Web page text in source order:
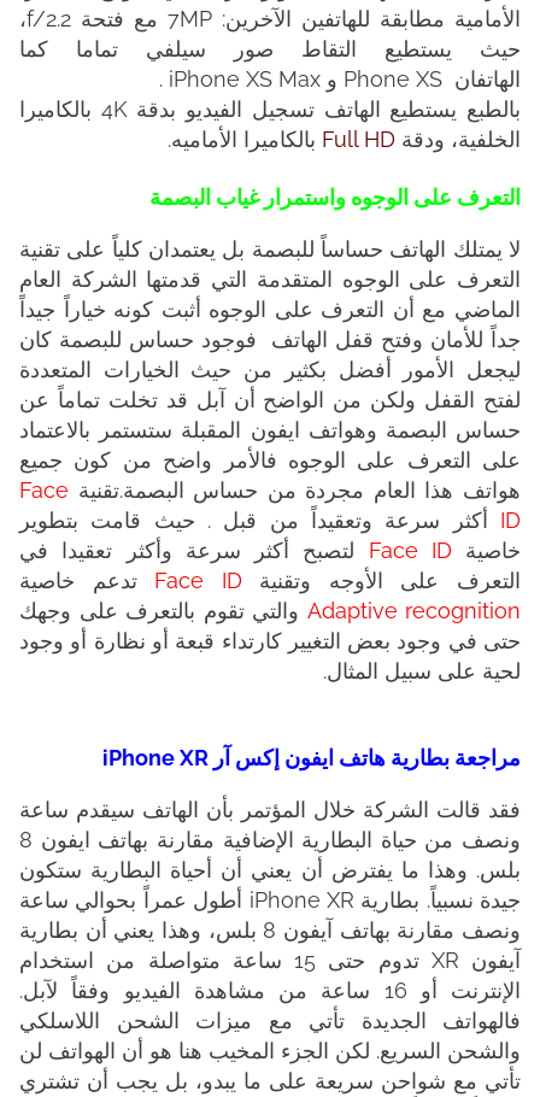
الأمامية مطابقة للهاتفين الآخرين: 7MP مع فتحة f/2.2،
حيث يستطيع التقاط صور سيلفي تماما كما
الهاتفان
و iPhone XS Max .
بالطبع يستطيع الهاتف تسجيل الفيديو بدقة 4K بالكاميرا
الخلفية، ودقة Full HD بالكاميرا الأماميه.
التعرف على الوجوه واستمرار غياب البصمة
لا يمتلك الهاتف حساساً للبصمة بل يعتمدان كلياً على تقنية
التعرف على الوجوه المتقدمة التي قدمتها الشركة العام
الماضي مع أن التعرف على الوجوه أثبت كونه خياراً جيداً
جداً للأمان وفتح قفل الهاتف فوجود حساس للبصمة كان
ليجعل الأمور أفضل بكثير من حيث الخيارات المتعددة
لفتح القفل ولكن من الواضح أن آبل قد تخلت تماماً عن
حساس البصمة وهواتف ايفون المقبلة ستستمر بالاعتماد
على التعرف على الوجوه فالأمر واضح من كون جميع
هواتف هذا العام مجردة من حساس البصمة.تقنية Face
ID
أكثر سرعة وتعقيداً من قبل . حيث قامت بتطوير
خاصية Face ID لتصبح أكثر سرعة وأكثر تعقيدا في
التعرف على الأوجه وتقنية Face ID تدعم خاصية
Adaptive recognition والتي تقوم بالتعرف على وجهك
حتى في وجود بعض التغيير كارتداء قبعة أو نظارة أو وجود
لحية على سبيل المثال.
مراجعة بطارية هاتف ايفون إكس آر iPhone XR
فقد قالت الشركة خلال المؤتمر بأن الهاتف سيقدم ساعة
ونصف من حياة البطارية الإضافية مقارنة بهاتف ايفون 8
بلس. وهذا ما يفترض أن يعني أن أحياة البطارية ستكون
جيدة نسبياً. بطارية iPhone XR أطول عمراً بحوالي ساعة
ونصف مقارنة بهاتف آيفون 8 بلس، وهذا يعني أن بطارية
آيفون XR تدوم حتى 15 ساعة متواصلة من استخدام
الإنترنت أو 16 ساعة من مشاهدة الفيديو وفقاً لآبل.
فالهواتف الجديدة تأتي مع ميزات الشحن اللاسلكي
والشحن السريع. لكن الجزء المخيب هنا هو أن الهواتف لن
تأتي مع شواحن سريعة على ما يبدو، بل يجب أن تشتري